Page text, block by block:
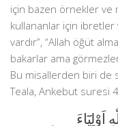
için bazen örnekler ve
kullananlar için ibretler
vardır”, “Allah öğüt
bakarlar ama
Bu misallerden biri de
Teala, Ankebut suresi